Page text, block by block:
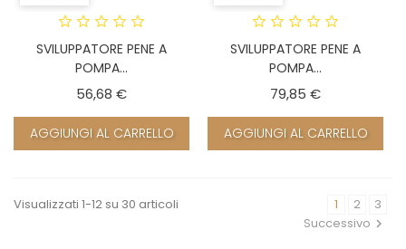
SVILUPPATORE PENE A
POMPA...
56,68 €Prezzo
AGGIUNGI AL CARRELLO
SVILUPPATORE PENE A
POMPA...
79,85 €Prezzo
AGGIUNGI AL CARRELLO
Visualizzati 1-12 su 30 articoli 1 2
3
Successivo